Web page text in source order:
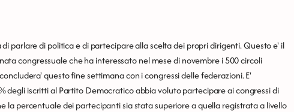
parlare di politica e di partecipare alla scelta dei propri dirigenti. Questo e' il
congressuale che ha interessato nel mese di novembre i 500 circoli
questo fine settimana con i congressi delle federazioni. E'
degli iscritti al Partito Democratico abbia voluto partecipare ai congressi di
la percentuale dei partecipanti sia stata superiore a quella registrata a livello